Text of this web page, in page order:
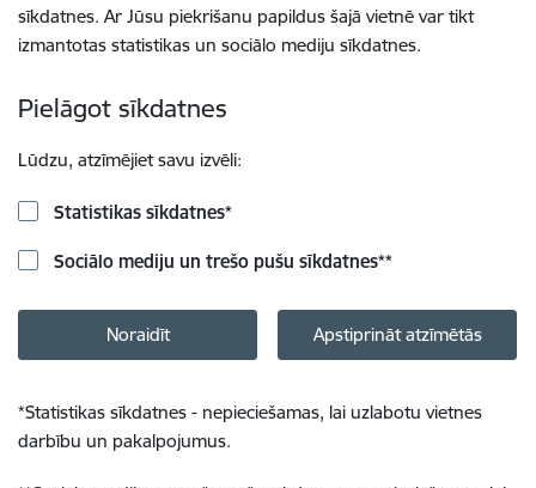
sīkdatnes. Ar Jūsu piekrišanu papildus šajā vietnē var tikt
izmantotas statistikas un sociālo mediju sīkdatnes.
Pielāgot sīkdatnes
Lūdzu, atzīmējiet savu izvēli:
Statistikas sīkdatnes*
Sociālo mediju un trešo pušu sīkdatnes**
Noraidīt Apstiprināt atzīmētās
*Statistikas sīkdatnes - nepieciešamas, lai uzlabotu vietnes
darbību un pakalpojumus.